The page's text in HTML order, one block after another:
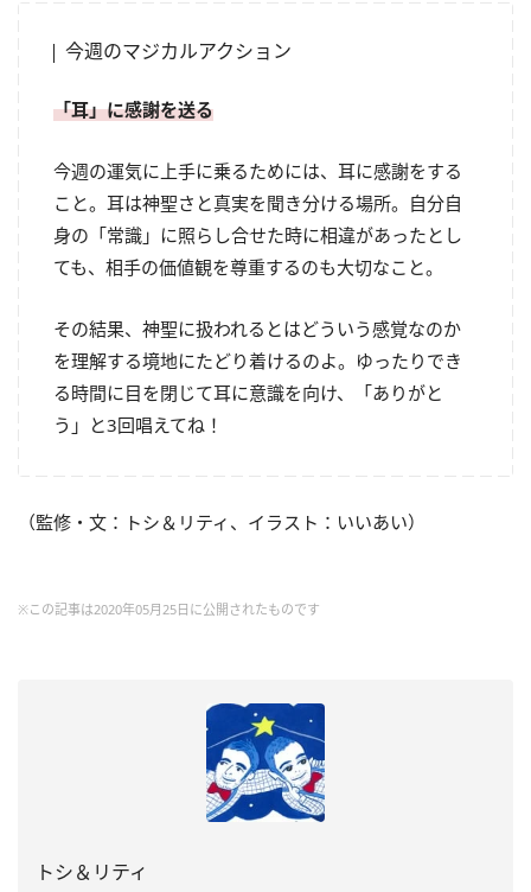
今週のマジカルアクション
「耳」に感謝を送る
今週の運気に上手に乗るためには、耳に感謝をする
こと。耳は神聖さと真実を聞き分ける場所。自分自
身の「常識」に照らし合せた時に相違があったとし
ても、相手の価値観を尊重するのも大切なこと。
その結果、神聖に扱われるとはどういう感覚なのか
を理解する境地にたどり着けるのよ。ゆったりでき
る時間に目を閉じて耳に意識を向け、「ありがと
う」と3回唱えてね！
（監修・文：トシ＆リティ、イラスト：いいあい）
※この記事は2020年05月25日に公開されたものです
トシ＆リティ